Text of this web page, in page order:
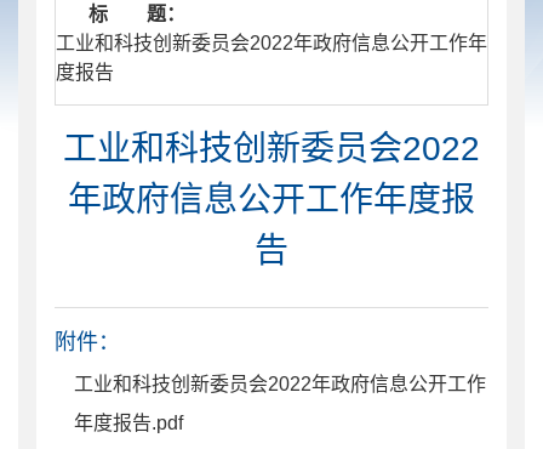
标 题：
​ 工业和科技创新委员会2022年政府信息公开工作年
度报告
工业和科技创新委员会2022
年政府信息公开工作年度报
告
附件：
工业和科技创新委员会2022年政府信息公开工作
年度报告.pdf